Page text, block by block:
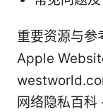
重要资源与参
Apple
网络隐私百